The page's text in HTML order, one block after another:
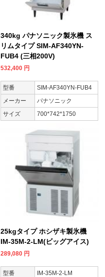
340kg パナソニック製氷機 ス
リムタイプ SIM-AF340YN-
FUB4 (三相200V)
532,400 円
型番
SIM-AF340YN-FUB4
メーカー
パナソニック
サイズ
700*742*1750
25kgタイプ ホシザキ製氷機
IM-35M-2-LM(ビッグアイス)
289,080 円
型番
IM-35M-2-LM